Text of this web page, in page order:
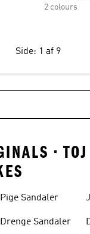
2 colours
Side: 1 af 9
•
Pige Sandaler
Drenge Sandaler